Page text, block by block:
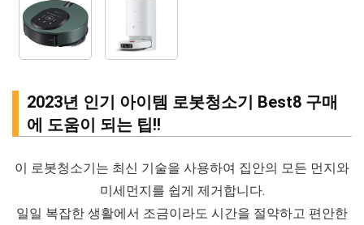
2023년 인기 아이템 로봇청소기 Best8 구매
에 도움이 되는 팁!!
이 로봇청소기는 최신 기술을 사용하여 집안의 모든 먼지와
미세먼지를 쉽게 제거합니다.
일일 복잡한 생활에서 조금이라도 시간을 절약하고 편안한